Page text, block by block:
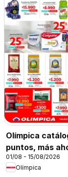
Olímpica
puntos, más
01/08 - 15/08/2026
Olímpica